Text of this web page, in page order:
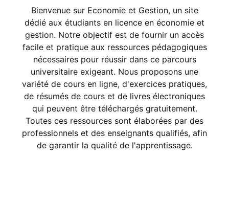
Bienvenue sur Economie et Gestion, un site
dédié aux étudiants en licence en économie et
gestion. Notre objectif est de fournir un accès
facile et pratique aux ressources pédagogiques
nécessaires pour réussir dans ce parcours
universitaire exigeant. Nous proposons une
variété de cours en ligne, d'exercices pratiques,
de résumés de cours et de livres électroniques
qui peuvent être téléchargés gratuitement.
Toutes ces ressources sont élaborées par des
professionnels et des enseignants qualifiés, afin
de garantir la qualité de l'apprentissage.